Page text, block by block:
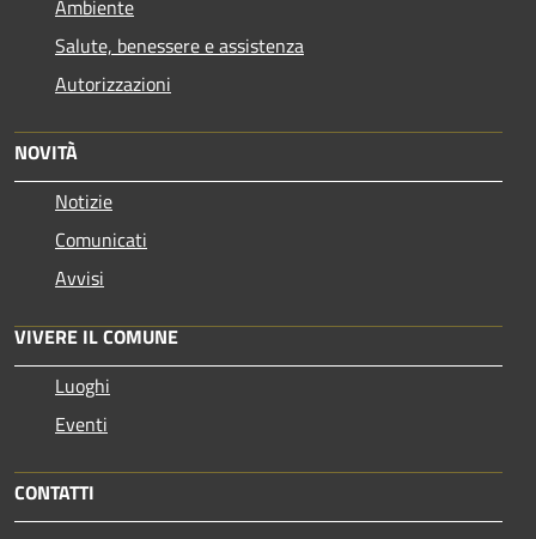
Ambiente
Salute, benessere e assistenza
Autorizzazioni
NOVITÀ
Notizie
Comunicati
Avvisi
VIVERE IL COMUNE
Luoghi
Eventi
CONTATTI